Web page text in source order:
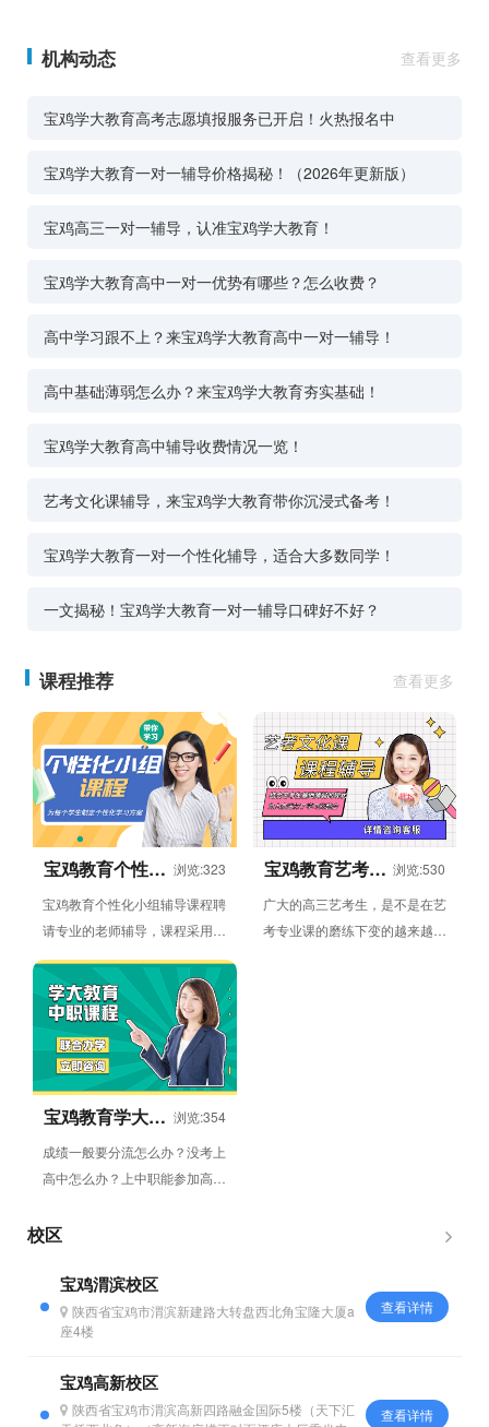
机构动态 查看更多
宝鸡学大教育高考志愿填报服务已开启！火热报名中
宝鸡学大教育一对一辅导价格揭秘！（2026年更新版）
宝鸡高三一对一辅导，认准宝鸡学大教育！
宝鸡学大教育高中一对一优势有哪些？怎么收费？
高中学习跟不上？来宝鸡学大教育高中一对一辅导！
高中基础薄弱怎么办？来宝鸡学大教育夯实基础！
宝鸡学大教育高中辅导收费情况一览！
艺考文化课辅导，来宝鸡学大教育带你沉浸式备考！
宝鸡学大教育一对一个性化辅导，适合大多数同学！
一文揭秘！宝鸡学大教育一对一辅导口碑好不好？
课程推荐 查看更多
宝鸡教育个性化 浏览:323
宝鸡教育个性化小组辅导课程聘
请专业的老师辅导，课程采用小
组授课方式，授课内容包括语
文，数学，英语，物理，化
学，...
宝鸡教育艺考文 浏览:530
广大的高三艺考生，是不是在艺
考专业课的磨练下变的越来越强
宝鸡教育学大中 浏览:354
成绩一般要分流怎么办？没考上
高中怎么办？上中职能参加高考
初中毕业怎么参加高考？考不...
校区
宝鸡渭滨校区
陕西省宝鸡市渭滨新建路大转盘西北角宝隆大厦a
座4楼
查看详情
宝鸡高新校区
陕西省宝鸡市渭滨高新四路融金国际5楼（天下汇
查看详情